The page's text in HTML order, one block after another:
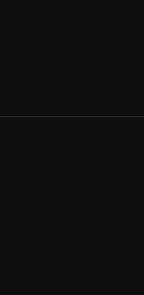
ПРЕЗИДЕНТ